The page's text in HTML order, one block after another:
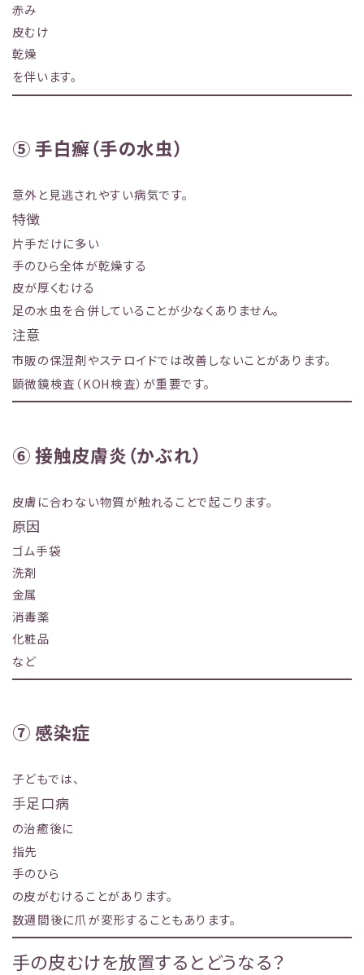
赤み
皮むけ
乾燥
を伴います。
⑤ 手白癬（手の水虫）
意外と見逃されやすい病気です。
特徴
片手だけに多い
手のひら全体が乾燥する
皮が厚くむける
足の水虫を合併していることが少なくありません。
注意
市販の保湿剤やステロイドでは改善しないことがあります。
顕微鏡検査（KOH検査）が重要です。
⑥ 接触皮膚炎（かぶれ）
皮膚に合わない物質が触れることで起こります。
原因
ゴム手袋
洗剤
金属
消毒薬
化粧品
など
⑦ 感染症
子どもでは、
手足口病
の治癒後に
指先
手のひら
の皮がむけることがあります。
数週間後に爪が変形することもあります。
手の皮むけを放置するとどうなる？